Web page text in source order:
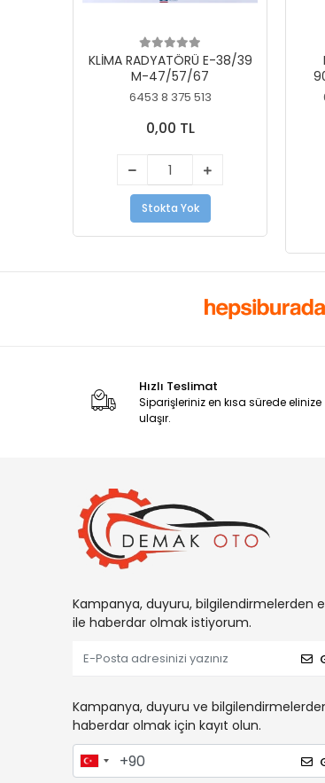
KLİMA RADYATÖRÜ E-38/39
M-47/57/67
6453 8 375 513
0,00 TL
Stokta Yok
Hızlı Teslimat
Siparişleriniz en kısa sürede elinize
ulaşır.
Kampanya, duyuru, bilgilendirmelerden
ile haberdar olmak istiyorum.
Kampanya, duyuru ve
haberdar olmak için kayıt olun.